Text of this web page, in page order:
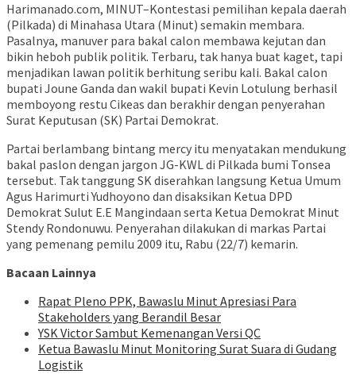
Harimanado.com, MINUT–Kontestasi pemilihan kepala daerah
(Pilkada) di Minahasa Utara (Minut) semakin membara.
Pasalnya, manuver para bakal calon membawa kejutan dan
bikin heboh publik politik. Terbaru, tak hanya buat kaget, tapi
menjadikan lawan politik berhitung seribu kali. Bakal calon
bupati Joune Ganda dan wakil bupati Kevin Lotulung berhasil
memboyong restu Cikeas dan berakhir dengan penyerahan
Surat Keputusan (SK) Partai Demokrat.
Partai berlambang bintang mercy itu menyatakan mendukung
bakal paslon dengan jargon JG-KWL di Pilkada bumi Tonsea
tersebut. Tak tanggung SK diserahkan langsung Ketua Umum
Agus Harimurti Yudhoyono dan disaksikan Ketua DPD
Demokrat Sulut E.E Mangindaan serta Ketua Demokrat Minut
Stendy Rondonuwu. Penyerahan dilakukan di markas Partai
yang pemenang pemilu 2009 itu, Rabu (22/7) kemarin.
Bacaan Lainnya
Rapat Pleno PPK, Bawaslu Minut Apresiasi Para
Stakeholders yang Berandil Besar
YSK Victor Sambut Kemenangan Versi QC
Ketua Bawaslu Minut Monitoring Surat Suara di Gudang
Logistik